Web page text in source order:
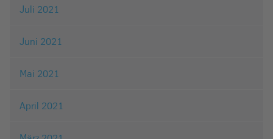
Juli 2021
Juni 2021
Mai 2021
April 2021